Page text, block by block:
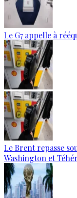
Le G7 appelle à
Le Brent repasse
Washington et